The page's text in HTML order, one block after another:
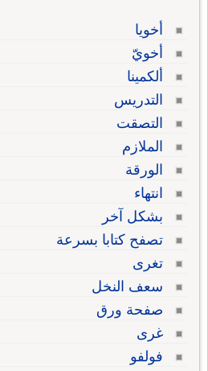
أخويا
أخويّ
ألكمينا
التدريس
التصقت
الملازم
الورقة
انتهاء
بشكل آخر
تصفح كتابا بسرعة
تغرى
سعف النخل
صفحة ورق
غرى
فولفو